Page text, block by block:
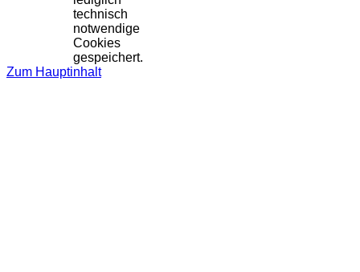
technisch
notwendige
Cookies
gespeichert.
Zum Hauptinhalt